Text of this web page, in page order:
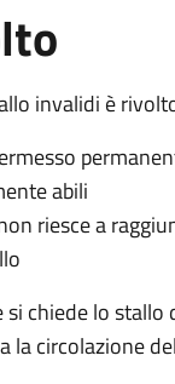
invalidi è
abili
riesce a
chiede lo
la circolazione